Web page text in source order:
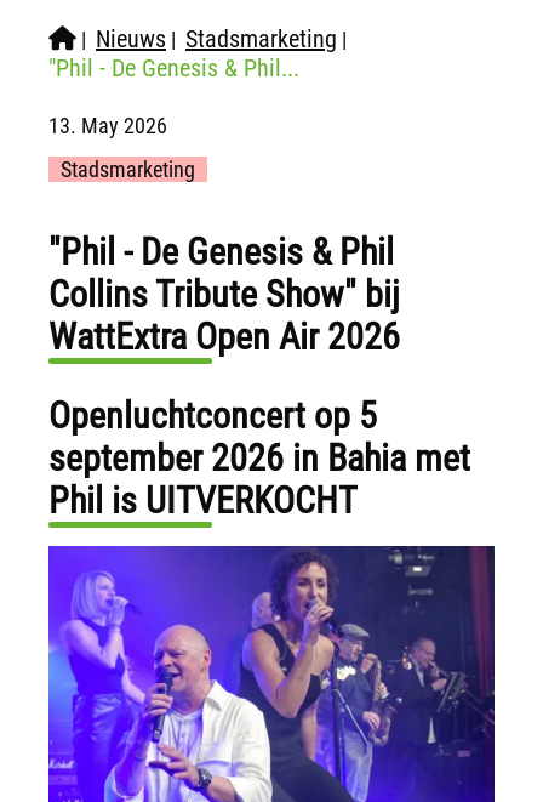
| Nieuws | Stadsmarketing |
"Phil - De Genesis & Phil...
13. May 2026
Stadsmarketing
"Phil - De Genesis & Phil
Collins Tribute Show" bij
WattExtra Open Air 2026
Openluchtconcert op 5
september 2026 in Bahia met
Phil is UITVERKOCHT